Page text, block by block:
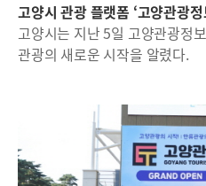
고양시 관광 플랫폼 ‘고양관광
고양시는 지난 5일 고양관광정
관광의 새로운 시작을 알렸다.